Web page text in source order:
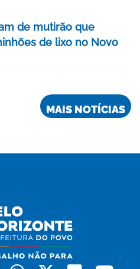
de mutirão que
de lixo no Novo
MAIS NOTÍCIAS